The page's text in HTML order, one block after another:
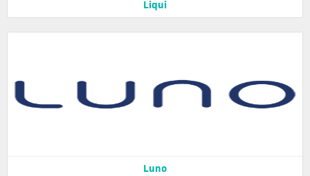
Liqui
Luno